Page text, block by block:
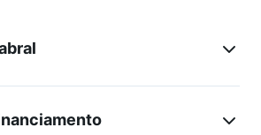
e de fácil acesso aos outros
em suas proximidades Hospital